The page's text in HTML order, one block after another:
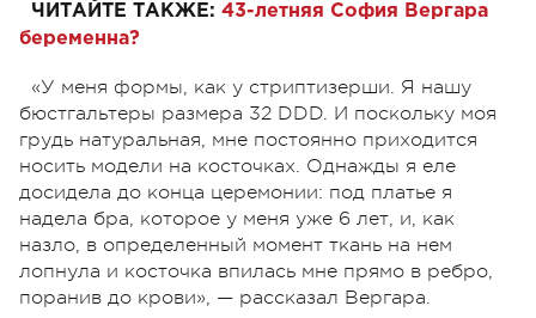
ЧИТАЙТЕ ТАКЖЕ: 43-летняя София Вергара
беременна?
«У меня формы, как у стриптизерши. Я нашу
бюстгальтеры размера 32 DDD. И поскольку моя
грудь натуральная, мне постоянно приходится
носить модели на косточках. Однажды я еле
досидела до конца церемонии: под платье я
надела бра, которое у меня уже 6 лет, и, как
назло, в определенный момент ткань на нем
лопнула и косточка впилась мне прямо в ребро,
поранив до крови», — рассказал Вергара.